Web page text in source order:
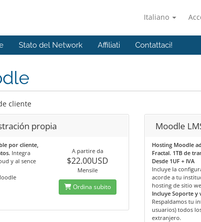
Italiano
Stato del Network Affiliati Contattaci!
cliente
propia
por cliente,
Integra
y al sence
A partire da
$22.00USD
Mensile
Ordina subito
Moodle
Hosting Moodle
Fractal. 1TB de
Desde 1UF + IVA
Incluye la
acorde a tu
hosting de sitio
Incluye Soporte y
Respaldamos tu
usuarios) todos
extranjero.